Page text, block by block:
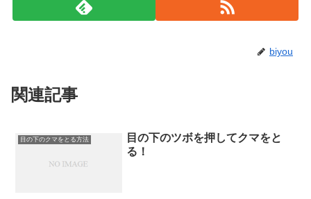
biyou
関連記事
目の下のクマをとる方法
目の下のツボを押してクマをと
る！